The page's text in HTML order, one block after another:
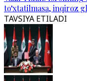
to‘xtatilmasa, inqiroz
TAVSIYA ETILADI